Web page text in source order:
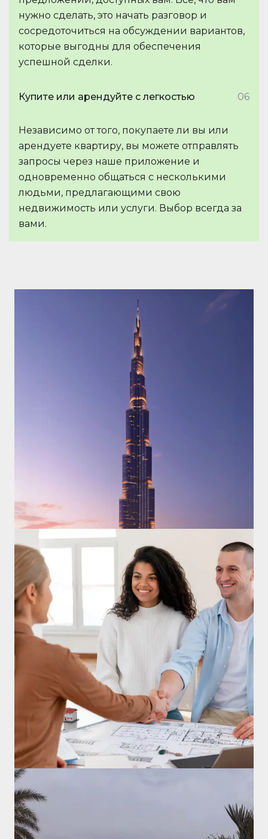
нужно сделать, это начать разговор и
сосредоточиться на обсуждении вариантов,
которые выгодны для обеспечения
успешной сделки.
Купите или арендуйте с легкостью 06
Независимо от того, покупаете ли вы или
арендуете квартиру, вы можете отправлять
запросы через наше приложение и
одновременно общаться с несколькими
людьми, предлагающими свою
недвижимость или услуги. Выбор всегда за
вами.